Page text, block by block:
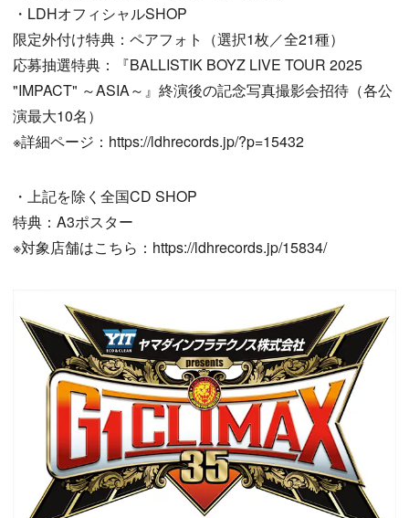
・LDHオフィシャルSHOP
限定外付け特典：ペアフォト（選択1枚／全21種）
応募抽選特典：『BALLISTIK BOYZ LIVE TOUR 2025
"IMPACT" ～ASIA～』終演後の記念写真撮影会招待（各公
演最大10名）
※詳細ページ：https://ldhrecords.jp/?p=15432
・上記を除く全国CD SHOP
特典：A3ポスター
※対象店舗はこちら：https://ldhrecords.jp/15834/